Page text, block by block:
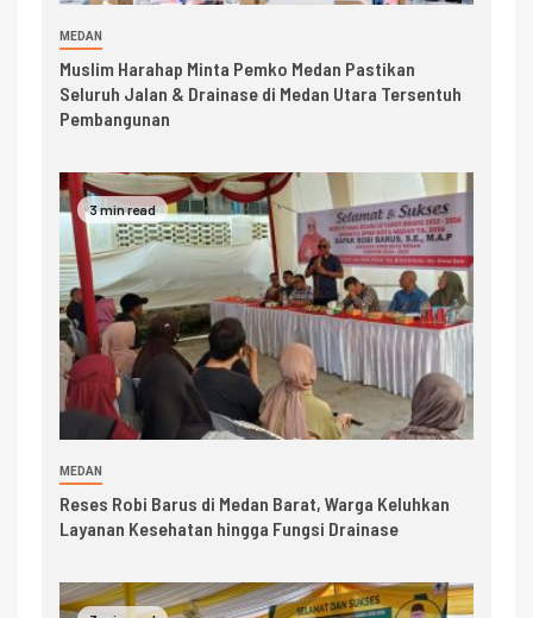
MEDAN
Muslim Harahap Minta Pemko Medan Pastikan
Seluruh Jalan & Drainase di Medan Utara Tersentuh
Pembangunan
3 min read
MEDAN
Reses Robi Barus di Medan Barat, Warga Keluhkan
Layanan Kesehatan hingga Fungsi Drainase